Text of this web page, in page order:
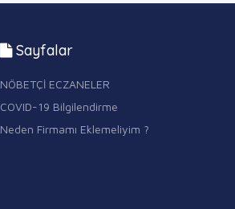
Sayfalar
NÖBETÇİ ECZANELER
COVID-19 Bilgilendirme
Neden Firmamı Eklemeliyim ?